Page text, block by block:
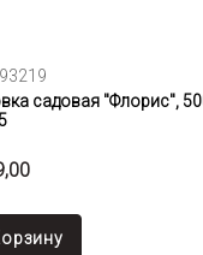
садовая "Флорис",